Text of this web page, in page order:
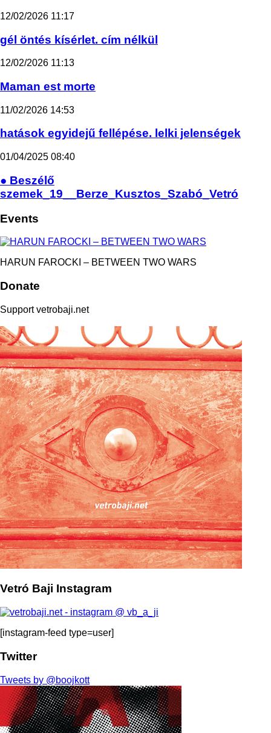
12/02/2026 11:17
gél öntés kísérlet. cím nélkül
12/02/2026 11:13
Maman est morte
11/02/2026 14:53
hatások egyidejű fellépése. lelki jelenségek
01/04/2025 08:40
● Beszélő
szemek_19__Berze_Kusztos_Szabó_Vetró
Events
HARUN FAROCKI – BETWEEN TWO WARS
Donate
Support vetrobaji.net
Vetró Baji Instagram
[instagram-feed type=user]
Twitter
Tweets by @boojkott